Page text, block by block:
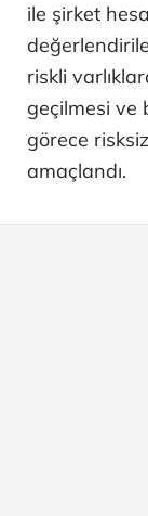
ile şirket
riskli
geçilmesi ve
görece
amaçlandı.